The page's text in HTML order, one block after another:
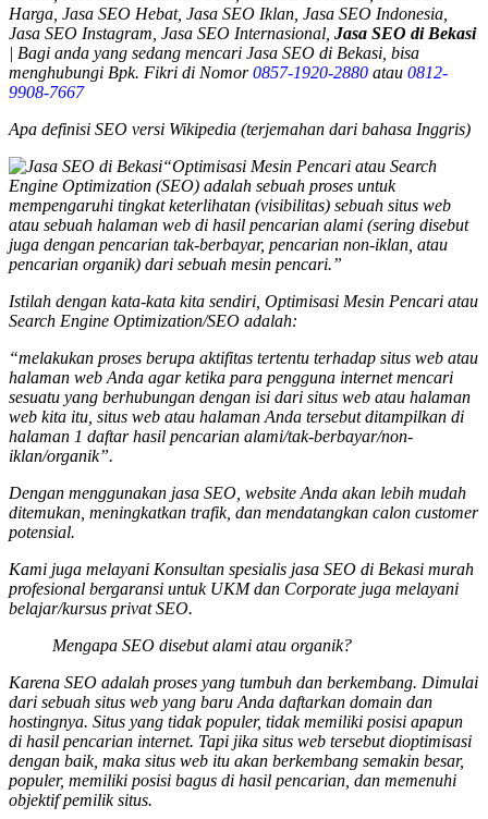
Harga, Jasa SEO Hebat, Jasa SEO Iklan, Jasa SEO Indonesia,
Jasa SEO Instagram, Jasa SEO Internasional, Jasa SEO di Bekasi
| Bagi anda yang sedang mencari Jasa SEO di Bekasi , bisa
menghubungi Bpk. Fikri di Nomor0857-1920-2880 atau 0812-
9908-7667
Apa definisi SEO versi Wikipedia (terjemahan dari bahasa Inggris)
“Optimisasi Mesin Pencari atau Search
Engine Optimization (SEO) adalah sebuah proses untuk
mempengaruhi tingkat keterlihatan (visibilitas) sebuah situs web
atau sebuah halaman web di hasil pencarian alami (sering disebut
juga dengan pencarian tak-berbayar, pencarian non-iklan, atau
pencarian organik) dari sebuah mesin pencari.”
Istilah dengan kata-kata kita sendiri, Optimisasi Mesin Pencari atau
Search Engine Optimization/SEO adalah:
“melakukan proses berupa aktifitas tertentu terhadap situs web atau
halaman web Anda agar ketika para pengguna internet mencari
sesuatu yang berhubungan dengan isi dari situs web atau halaman
web kita itu, situs web atau halaman Anda tersebut ditampilkan di
halaman 1 daftar hasil pencarian alami/tak-berbayar/non-
iklan/organik”.
Dengan menggunakan jasa SEO, website Anda akan lebih mudah
ditemukan, meningkatkan trafik, dan mendatangkan calon customer
potensial.
Kami juga melayani Konsultan spesialis jasa SEO di Bekasi murah
profesional bergaransi untuk UKM dan Corporate juga melayani
belajar/kursus privat SEO.
Mengapa SEO disebut alami atau organik?
Karena SEO adalah proses yang tumbuh dan berkembang. Dimulai
dari sebuah situs web yang baru Anda daftarkan domain dan
hostingnya. Situs yang tidak populer, tidak memiliki posisi apapun
di hasil pencarian internet. Tapi jika situs web tersebut dioptimisasi
dengan baik, maka situs web itu akan berkembang semakin besar,
populer, memiliki posisi bagus di hasil pencarian, dan memenuhi
objektif pemilik situs.